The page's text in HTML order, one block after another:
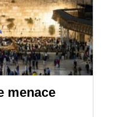
menace